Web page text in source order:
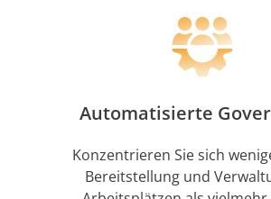
Automatisierte
Konzentrieren Sie sich
Bereitstellung und